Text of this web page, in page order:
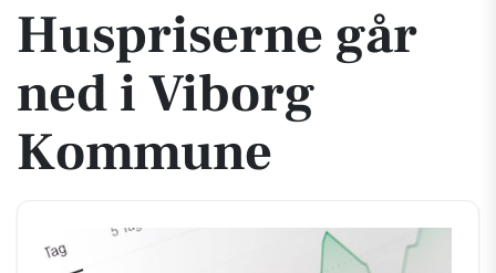
Huspriserne går
ned i Viborg
Kommune